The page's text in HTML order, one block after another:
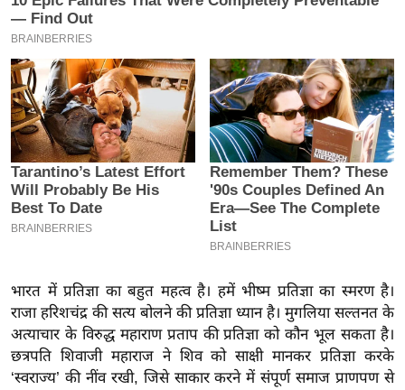
क्रा
इ
म
ई
-
पे
प
र
मि
ल
बे
मि
सा
भारत में प्रतिज्ञा का बहुत महत्व है। हमें भीष्म प्रतिज्ञा का स्मरण है।
राजा हरिशचंद्र की सत्य बोलने की प्रतिज्ञा ध्यान है। मुगलिया सल्तनत के
अत्याचार के विरुद्ध महाराण प्रताप की प्रतिज्ञा को कौन भूल सकता है।
छत्रपति शिवाजी महाराज ने शिव को साक्षी मानकर प्रतिज्ञा करके
‘स्वराज्य’ की नींव रखी, जिसे साकार करने में संपूर्ण समाज प्राणपण से